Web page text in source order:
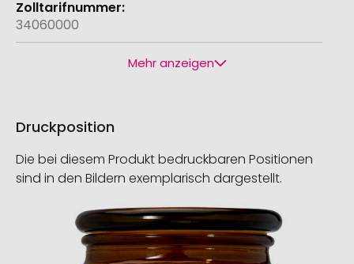
34060000
Mehr anzeigen
Druckposition
Die bei diesem Produkt bedruckbaren Positionen
sind in den Bildern exemplarisch dargestellt.